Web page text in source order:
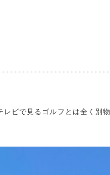
ビで見るゴルフとは全く別物